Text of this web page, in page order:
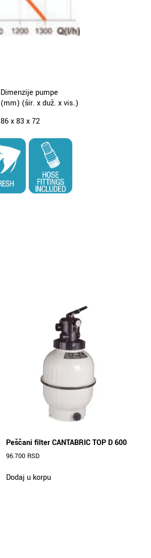
Dimenzije pumpe
(mm) (šir. x duž. x vis.)
86 x 83 x 72
Peščani filter CANTABRIC TOP D 600
96.700 RSD
Dodaj u korpu